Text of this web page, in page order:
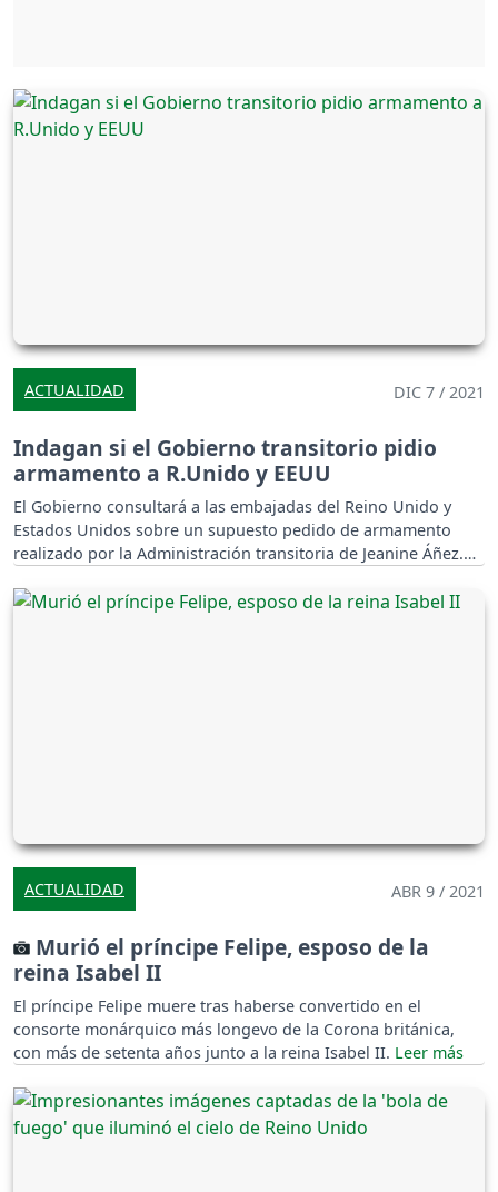
ACTUALIDAD DIC 7 / 2021
Indagan si el Gobierno transitorio pidio
armamento a R.Unido y EEUU
El Gobierno consultará a las embajadas del Reino Unido y
Estados Unidos sobre un supuesto pedido de armamento
realizado por la Administración transitoria de Jeanine Áñez.
ACTUALIDAD ABR 9 / 2021
Murió el príncipe Felipe, esposo de la
reina Isabel II
El príncipe Felipe muere tras haberse convertido en el
consorte monárquico más longevo de la Corona británica,
con más de setenta años junto a la reina Isabel II.